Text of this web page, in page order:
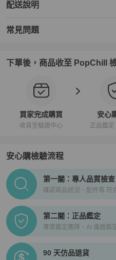
配送說明
常見問題
下單後，商品收至 PopChill
買家完成購買
收貨至驗證中心
安心
正品鑑定
安心購檢驗流程
PopChill拍拍圈正品驗證、安
第一關：專人品質檢查
確認商品狀況、配件等 符
第二關：正品鑑定
專業鑑定團隊、AI 儀器鑑
90 天仿品退貨